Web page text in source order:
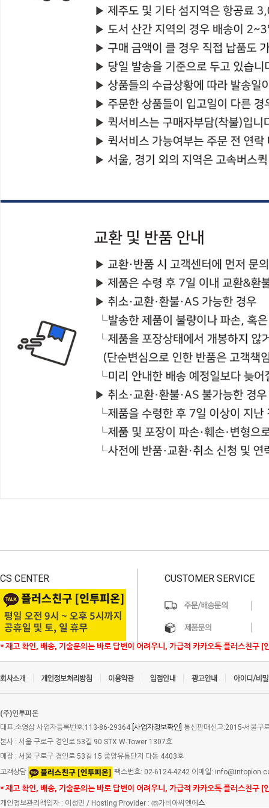
CS CENTER
* 재고 확인, 배송, 기술문의는 바로 답변이 어려우니, 가급적 카카오톡 플러스친구 [
CUSTOMER SERVICE
(주)인투피온
대표:소영삼 사업자등록번호:113-86-29364 [사업자정보확인] 통신판매신고:2015-서울구
본사 : 서울 구로구 경인로 53길 90 STX W-Tower 1307호
매장 : 서울 구로구 경인로 53길 15 중앙유통단지 다동 4403호
고객상담
팩스번호: 02-6124-4242 이메일:
* 재고 확인, 배송, 기술문의는 바로 답변이 어려우니, 가급적 카카오톡 플러스친구 [
개인정보관리책임자 : 이성민 / Hosting Provider : ㈜가비아씨엔에 스